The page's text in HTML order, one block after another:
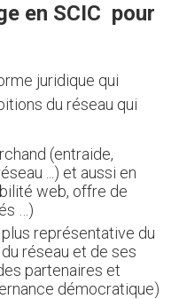
en SCIC pour
juridique qui
du réseau qui
(entraide,
...) et aussi en
web, offre de
…)
représentative du
réseau et de ses
partenaires et
démocratique)